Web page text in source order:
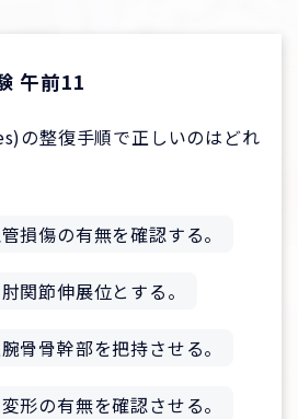
午前11
の整復手順で正しいのはどれ
損傷の有無を確認する。
関節伸展位とする。
骨骨幹部を把持させる。
形の有無を確認させる。